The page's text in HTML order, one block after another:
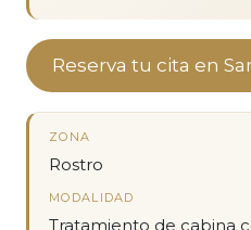
Reserva tu cita en
ZONA
Rostro
MODALIDAD
Tratamiento de cabina